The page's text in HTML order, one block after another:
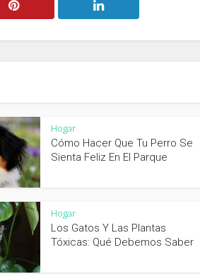
Hogar
Cómo Hacer Que Tu Perro Se
Sienta Feliz En El Parque
Hogar
Los Gatos Y Las Plantas
Tóxicas: Qué Debemos Saber